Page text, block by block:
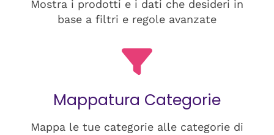
Mostra i prodotti e i dati che desideri in
base a filtri e regole avanzate
Mappatura Categorie
Mappa le tue categorie alle categorie di